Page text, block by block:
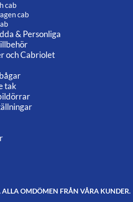
cab
cab
& Personliga
och Cabriolet
tak
ALLA OMDÖMEN FRÅN VÅRA KUNDER.